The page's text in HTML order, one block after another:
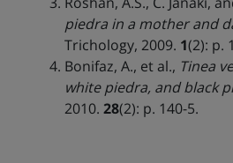
piedra in a mother and
Trichology, 2009. 1(2): p.
Bonifaz, A., et al., Tinea
white piedra, and black
2010. 28(2): p. 140-5.